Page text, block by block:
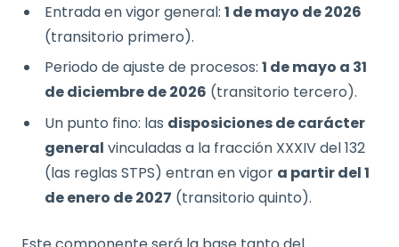
Entrada en vigor general: 1 de mayo de 2026
(transitorio primero).
Periodo de ajuste de procesos: 1 de mayo a 31
de diciembre de 2026 (transitorio tercero).
Un punto fino: las disposiciones de carácter
general vinculadas a la fracción XXXIV del 132
(las reglas STPS) entran en vigor a partir del 1
de enero de 2027 (transitorio quinto).